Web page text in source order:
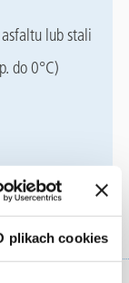
plikach cookies
lub stali
do 0°C)